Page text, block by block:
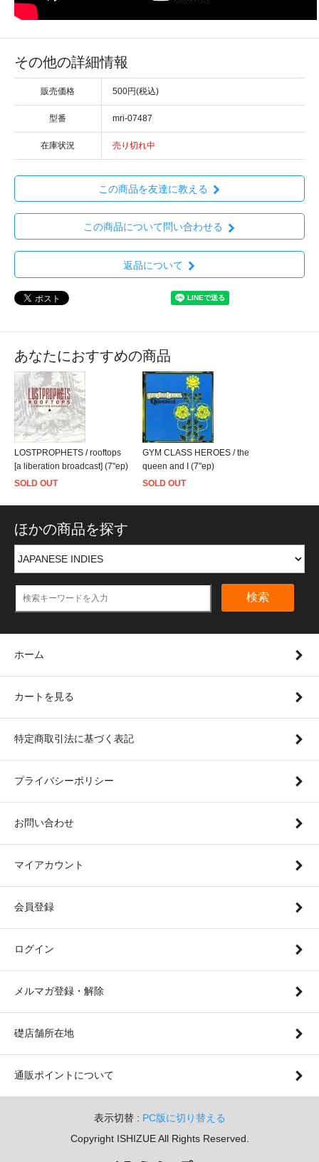
その他の詳細情報
販売価格 500円(税込)
型番 mri-07487
在庫状況 売り切れ中
この商品を友達に教える
この商品について問い合わせる
返品について
あなたにおすすめの商品
LOSTPROPHETS / rooftops
[a liberation broadcast] (7"ep)
SOLD OUT
GYM CLASS HEROES / the
queen and I (7"ep)
SOLD OUT
ほかの商品を探す
検索
ホーム
カートを見る
特定商取引法に基づく表記
プライバシーポリシー
お問い合わせ
マイアカウント
会員登録
ログイン
メルマガ登録・解除
礎店舗所在地
通販ポイントについて
表示切替 : PC版に切り替える
Copyright ISHIZUE All Rights Reserved.